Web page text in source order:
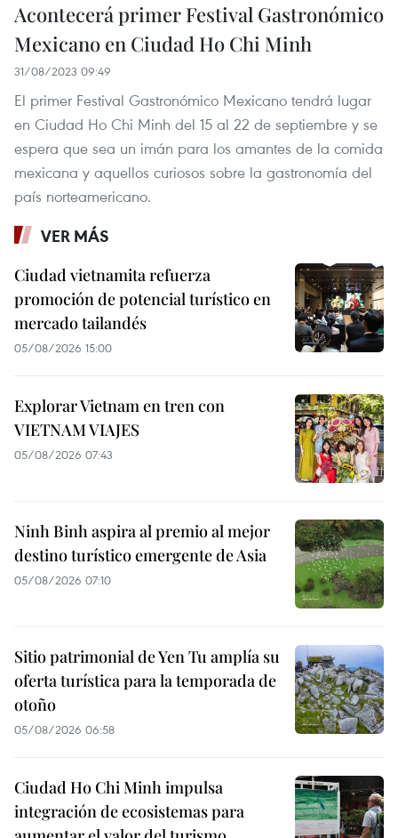
Acontecerá primer Festival Gastronómico
Mexicano en Ciudad Ho Chi Minh
31/08/2023 09:49
El primer Festival Gastronómico Mexicano tendrá lugar
en Ciudad Ho Chi Minh del 15 al 22 de septiembre y se
espera que sea un imán para los amantes de la comida
mexicana y aquellos curiosos sobre la gastronomía del
país norteamericano.
VER MÁS
Ciudad vietnamita refuerza
promoción de potencial turístico en
mercado tailandés
05/08/2026 15:00
Explorar Vietnam en tren con
VIETNAM VIAJES
05/08/2026 07:43
Ninh Binh aspira al premio al mejor
destino turístico emergente de Asia
05/08/2026 07:10
Sitio patrimonial de Yen Tu amplía su
oferta turística para la temporada de
otoño
05/08/2026 06:58
Ciudad Ho Chi Minh impulsa
integración de ecosistemas para